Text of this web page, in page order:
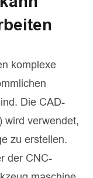
komplexe
Die CAD-
wird verwendet,
zu erstellen.
der CNC-